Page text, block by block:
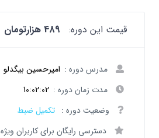
قیمت این دوره: 489 هزارتومان
مدرس دوره : امیرحسین بیگدلو
مدت زمان دوره : 10:02:02
وضعیت دوره : تکمیل ضبط
دسترسی رایگان برای کاربران ویژه